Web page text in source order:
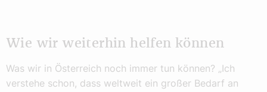
Wie wir weiterhin helfen können
Was wir in Österreich noch immer tun können? „Ich
verstehe schon, dass weltweit ein großer Bedarf an